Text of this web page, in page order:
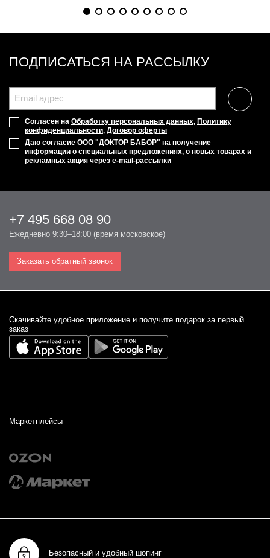
ПОДПИСАТЬСЯ НА РАССЫЛКУ
Согласен на Обработку персональных данных, Политику
конфиденциальности, Договор оферты
Даю согласие ООО "ДОКТОР БАБОР" на получение
информации о специальных предложениях, о новых товарах и
рекламных акция через e-mail-рассылки
+7 495 668 08 90
Ежедневно 9:30–18:00 (время московское)
Заказать обратный звонок
Cкачивайте удобное приложение и получите подарок за первый
заказ
Маркетплейсы
Безопасный и удобный шопинг